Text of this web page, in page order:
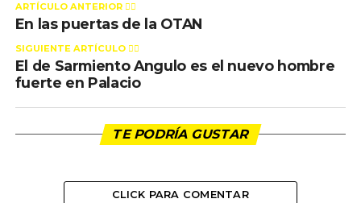
ARTÍCULO ANTERIOR 👉🏻
En las puertas de la OTAN
SIGUIENTE ARTÍCULO 👈🏻
El de Sarmiento Angulo es el nuevo hombre
fuerte en Palacio
TE PODRÍA GUSTAR
CLICK PARA COMENTAR